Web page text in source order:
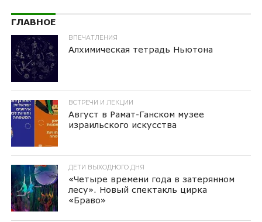
ГЛАВНОЕ
ВПЕЧАТЛЕНИЯ
Алхимическая тетрадь Ньютона
ВСТРЕЧИ И ЛЕКЦИИ
Август в Рамат-Ганском музее
израильского искусства
ДЕТИ ВЫХОДНОГО ДНЯ
«Четыре времени года в затерянном
лесу». Новый спектакль цирка
«Браво»